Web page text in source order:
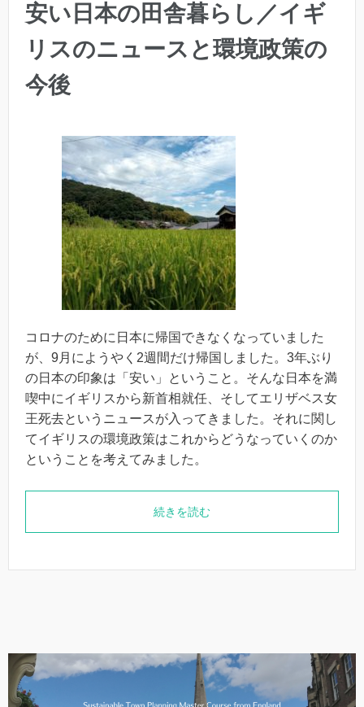
安い日本の田舎暮らし／イギ
リスのニュースと環境政策の
今後
コロナのために日本に帰国できなくなっていました
が、9月にようやく2週間だけ帰国しました。3年ぶり
の日本の印象は「安い」ということ。そんな日本を満
喫中にイギリスから新首相就任、そしてエリザベス女
王死去というニュースが入ってきました。それに関し
てイギリスの環境政策はこれからどうなっていくのか
ということを考えてみました。
続きを読む